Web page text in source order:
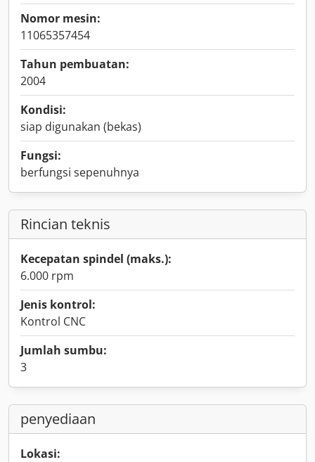
Nomor mesin:
11065357454
Tahun pembuatan:
2004
Kondisi:
siap digunakan (bekas)
Fungsi:
berfungsi sepenuhnya
Rincian teknis
Kecepatan spindel (maks.):
6.000 rpm
Jenis kontrol:
Kontrol CNC
Jumlah sumbu:
3
penyediaan
Lokasi: